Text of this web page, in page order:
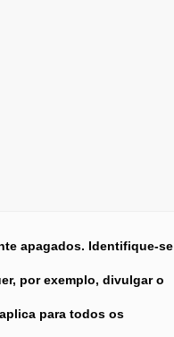
apagados. Identifique-se
por exemplo, divulgar o
para todos os